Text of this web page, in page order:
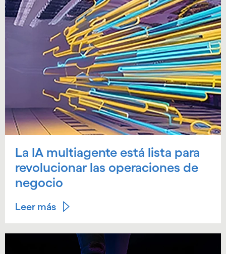
La IA multiagente está lista para
revolucionar las operaciones de
negocio
Leer más